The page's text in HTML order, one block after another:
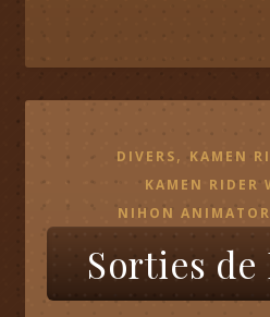
DIVERS, KAMEN
KAMEN RIDER
NIHON
Sorties